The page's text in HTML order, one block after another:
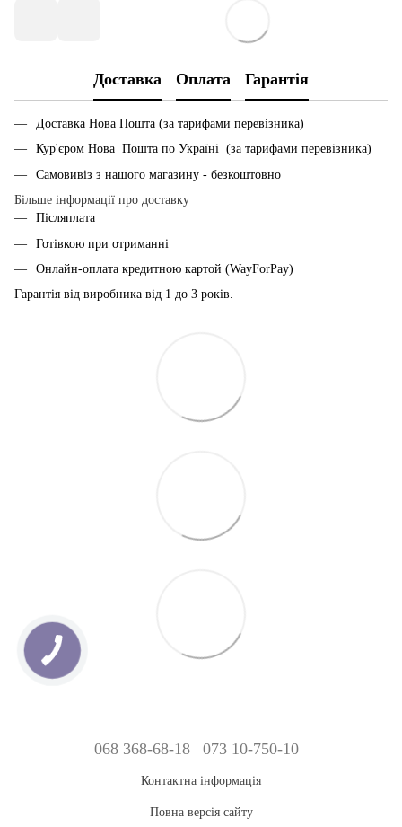
Доставка Оплата Гарантія
Доставка Нова Пошта (за тарифами перевізника)
Кур'єром Нова Пошта по Україні (за тарифами перевізника)
Самовивіз з нашого магазину - безкоштовно
Більше інформації про доставку
Післяплата
Готівкою при отриманні
Онлайн-оплата кредитною картой (WayForPay)
Гарантія від виробника від 1 до 3 років.
068 368-68-18 073 10-750-10
Контактна інформація
Повна версія сайту